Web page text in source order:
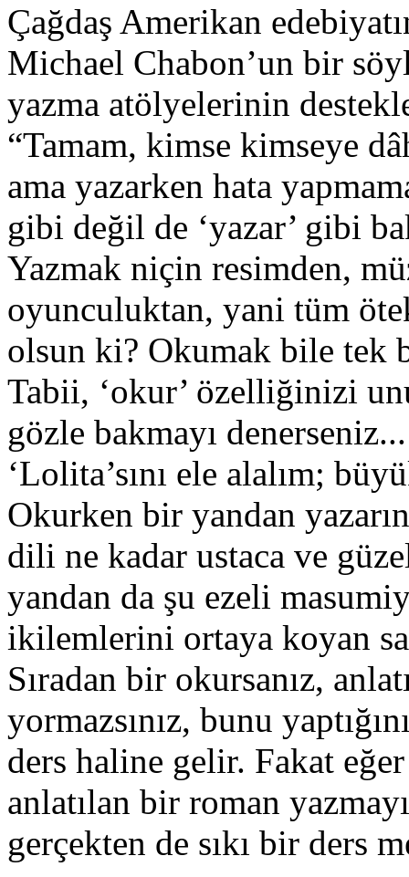
Çağdaş Amerikan
Michael Chabon’un bir
yazma atölyelerinin
“Tamam, kimse kimseye
ama yazarken hata
gibi değil de ‘yazar’ gibi
Yazmak niçin resimden,
oyunculuktan, yani tüm
olsun ki? Okumak bile tek
Tabii, ‘okur’ özelliğinizi
gözle bakmayı
‘Lolita’sını ele alalım;
Okurken bir yandan
dili ne kadar ustaca ve
yandan da şu ezeli
ikilemlerini ortaya koyan
Sıradan bir okursanız,
yormazsınız, bunu
ders haline gelir. Fakat
anlatılan bir roman
gerçekten de sıkı bir ders